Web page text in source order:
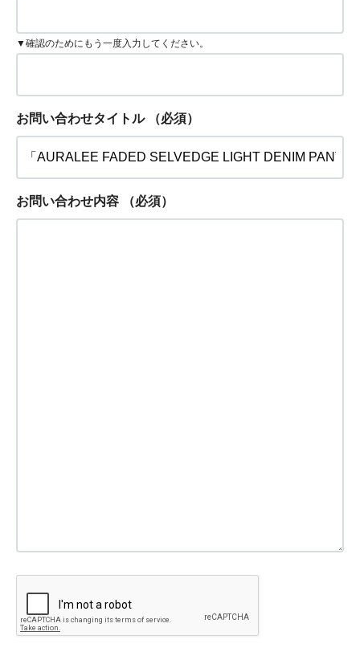
▼確認のためにもう一度入力してください。
お問い合わせタイトル （必須）
お問い合わせ内容 （必須）